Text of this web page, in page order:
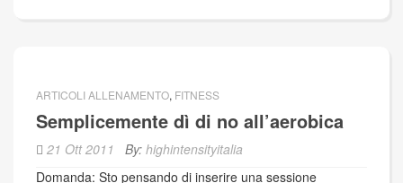
ARTICOLI ALLENAMENTO, FITNESS
Semplicemente dì di no all’aerobica
21 Ott 2011 By: highintensityitalia
Domanda: Sto pensando di inserire una sessione